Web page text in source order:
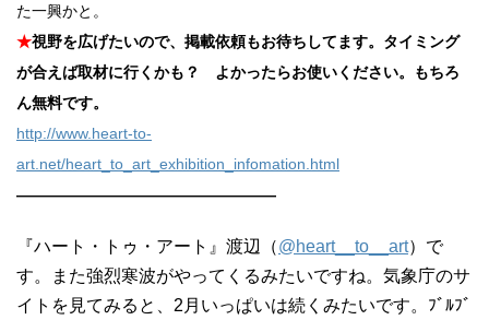
た一興かと。
★視野を広げたいので、掲載依頼もお待ちしてます。タイミング
が合えば取材に行くかも？ よかったらお使いください。もちろ
ん無料です。
http://www.heart-to-
art.net/heart_to_art_exhibition_infomation.html
—————————————————
『ハート・トゥ・アート』渡辺（@heart__to__art）で
す。また強烈寒波がやってくるみたいですね。気象庁のサ
イトを見てみると、2月いっぱいは続くみたいです。ﾌﾞﾙﾌﾞ